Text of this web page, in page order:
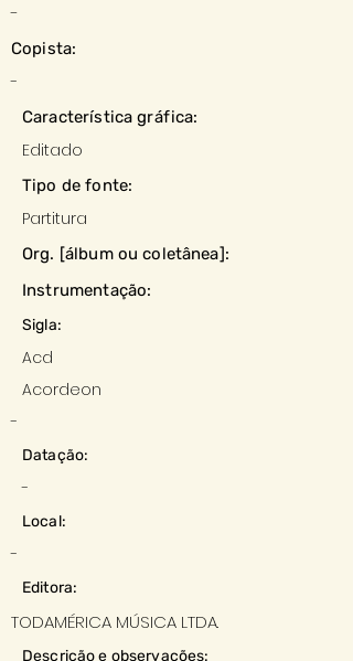
-
Copista:
-
Característica gráfica:
Editado
Tipo de fonte:
Partitura
Org. [álbum ou coletânea]:
Instrumentação:
Sigla:
Acd
Acordeon
-
Datação:
-
Local:
-
Editora:
TODAMÉRICA MÚSICA LTDA.
Descrição e observações: